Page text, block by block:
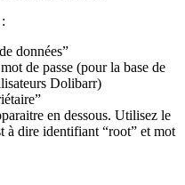
données”
de passe (pour la base de
Dolibarr)
en dessous. Utilisez le
à dire identifiant “root” et mot